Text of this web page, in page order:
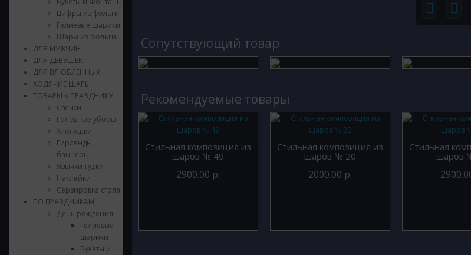
Цифры из фольги
Гелиевые шарики
Шары из фольги
ДЛЯ МУЖЧИН
ДЛЯ ДЕВУШЕК
ДЛЯ ВЛЮБЛЕННЫХ
ХОДЯЧИЕ ШАРЫ
ТОВАРЫ К ПРАЗДНИКУ
Свечки
Головные уборы
Хлопушки
Гирлянды,
баннеры
Язычки-гудки
Наклейки
Сервировка стола
ПО ПРАЗДНИКАМ
День рождения
Гелиевые
шарики
Букеты и
Cопутствующий товар
Рекомендуемые товары
Стильная композиция из
шаров № 49
2900.00 р.
Стильная композиция из
шаров № 20
2000.00 р.
Стильная
шаров